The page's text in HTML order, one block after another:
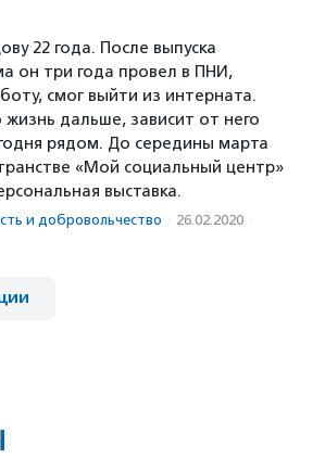
22 года. После выпуска
он три года провел в ПНИ,
смог выйти из интерната.
жизнь дальше, зависит от него
рядом. До середины марта
«Мой социальный центр»
выставка.
и доброволь­чест­во · 26.02.2020 ·